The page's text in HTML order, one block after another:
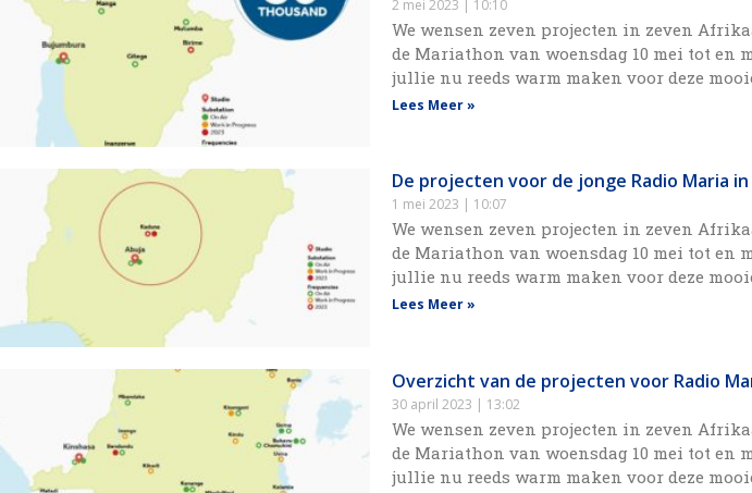
2 mei 2023 10:10
We wensen zeven projecten in zeven
de Mariathon van woensdag 10 mei tot en
jullie nu reeds warm maken voor deze
Lees Meer »
De projecten voor de jonge Radio Maria
1 mei 2023 10:07
We wensen zeven projecten in zeven
de Mariathon van woensdag 10 mei tot en
jullie nu reeds warm maken voor deze
Lees Meer »
Overzicht van de projecten voor Radio
30 april 2023 13:02
We wensen zeven projecten in zeven
de Mariathon van woensdag 10 mei tot en
jullie nu reeds warm maken voor deze